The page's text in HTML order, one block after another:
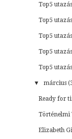
Top5
Top5
Top5
Top5
Top5
▼ március
Ready for
Történelmi
Elizabeth